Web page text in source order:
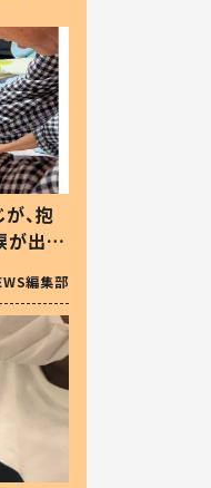
、抱
が出ま
編集部